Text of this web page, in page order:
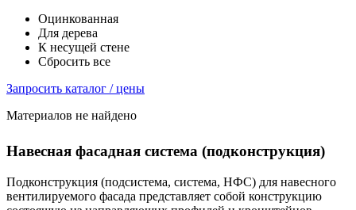
Оцинкованная
Для дерева
К несущей стене
Сбросить все
Запросить каталог / цены
Материалов не найдено
Навесная фасадная система (подконструкция)
Подконструкция (подсистема, система, НФС) для навесного
вентилируемого фасада представляет собой конструкцию